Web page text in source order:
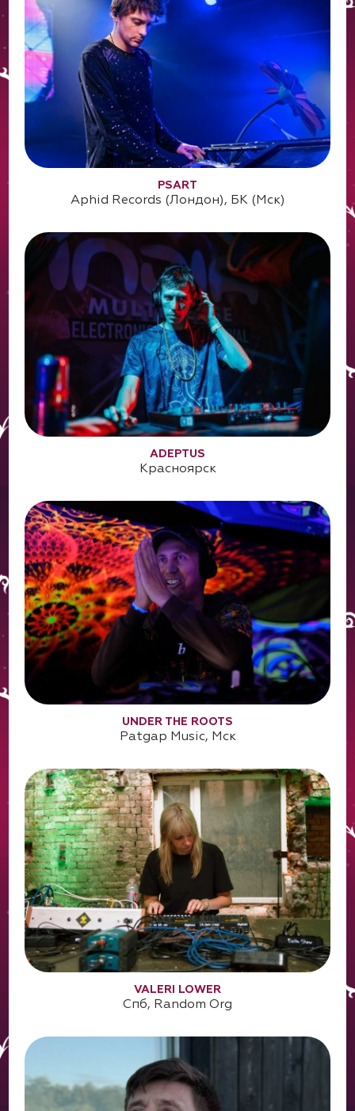
PSART
Aphid Records (Лондон), БК (Мск)
ADEPTUS
Красноярск
UNDER THE ROOTS
Patgap Music, Мск
VALERI LOWER
Спб, Random Org